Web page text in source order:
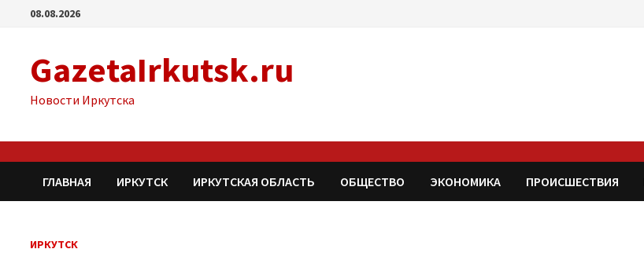
Перейти08.08.2026
GazetaIrkutsk.ru
Новости Иркутска
ГЛАВНАЯ ИРКУТСК ИРКУТСКАЯ ОБЛАСТЬ ОБЩЕСТВО ЭКОНОМИКА ПРОИСШЕСТВИЯ
ИРКУТСК